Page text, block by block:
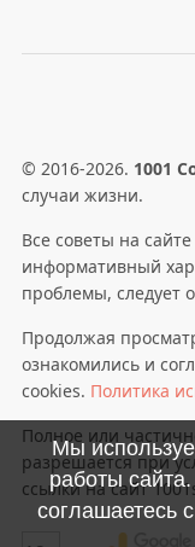
© 2016-2026. 1001
случаи жизни.
Все советы на
информативный
проблемы, следует
Продолжая
ознакомились и
cookies. Политика
Полное или
разрешается при
ссылки на сайт
Мы
работы
соглашаетесь с